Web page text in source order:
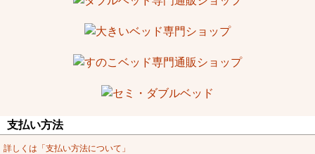
支払い方法
詳しくは「支払い方法について」